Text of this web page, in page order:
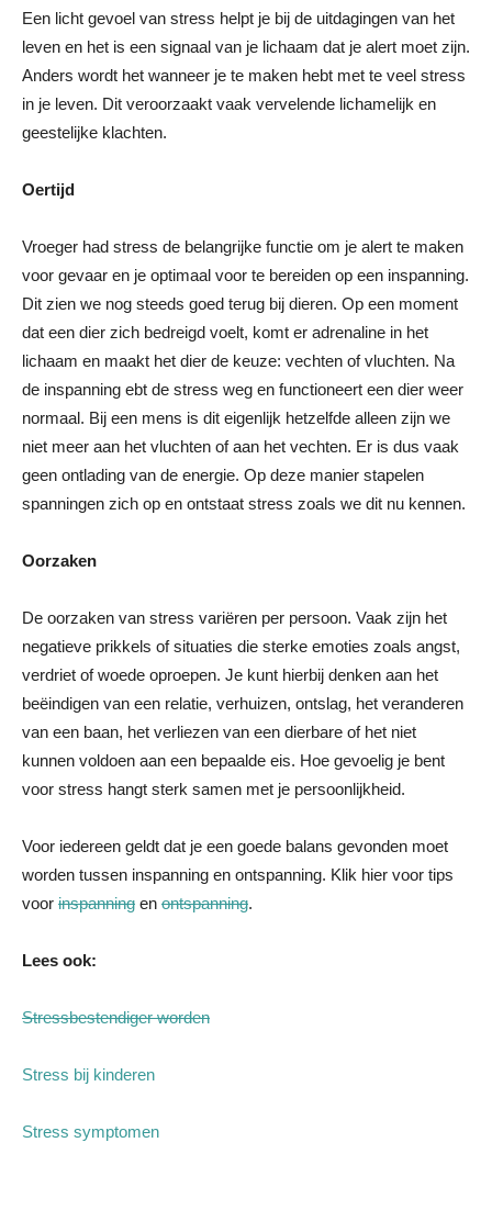
Een licht gevoel van stress helpt je bij de uitdagingen van het
leven en het is een signaal van je lichaam dat je alert moet zijn.
Anders wordt het wanneer je te maken hebt met te veel stress
in je leven. Dit veroorzaakt vaak vervelende lichamelijk en
geestelijke klachten.
Oertijd
Vroeger had stress de belangrijke functie om je alert te maken
voor gevaar en je optimaal voor te bereiden op een inspanning.
Dit zien we nog steeds goed terug bij dieren. Op een moment
dat een dier zich bedreigd voelt, komt er adrenaline in het
lichaam en maakt het dier de keuze: vechten of vluchten. Na
de inspanning ebt de stress weg en functioneert een dier weer
normaal. Bij een mens is dit eigenlijk hetzelfde alleen zijn we
niet meer aan het vluchten of aan het vechten. Er is dus vaak
geen ontlading van de energie. Op deze manier stapelen
spanningen zich op en ontstaat stress zoals we dit nu kennen.
Oorzaken
De oorzaken van stress variëren per persoon. Vaak zijn het
negatieve prikkels of situaties die sterke emoties zoals angst,
verdriet of woede oproepen. Je kunt hierbij denken aan het
beëindigen van een relatie, verhuizen, ontslag, het veranderen
van een baan, het verliezen van een dierbare of het niet
kunnen voldoen aan een bepaalde eis. Hoe gevoelig je bent
voor stress hangt sterk samen met je persoonlijkheid.
Voor iedereen geldt dat je een goede balans gevonden moet
worden tussen inspanning en ontspanning. Klik hier voor tips
voor inspanning en ontspanning.
Lees ook:
Stressbestendiger worden
Stress bij kinderen
Stress symptomen